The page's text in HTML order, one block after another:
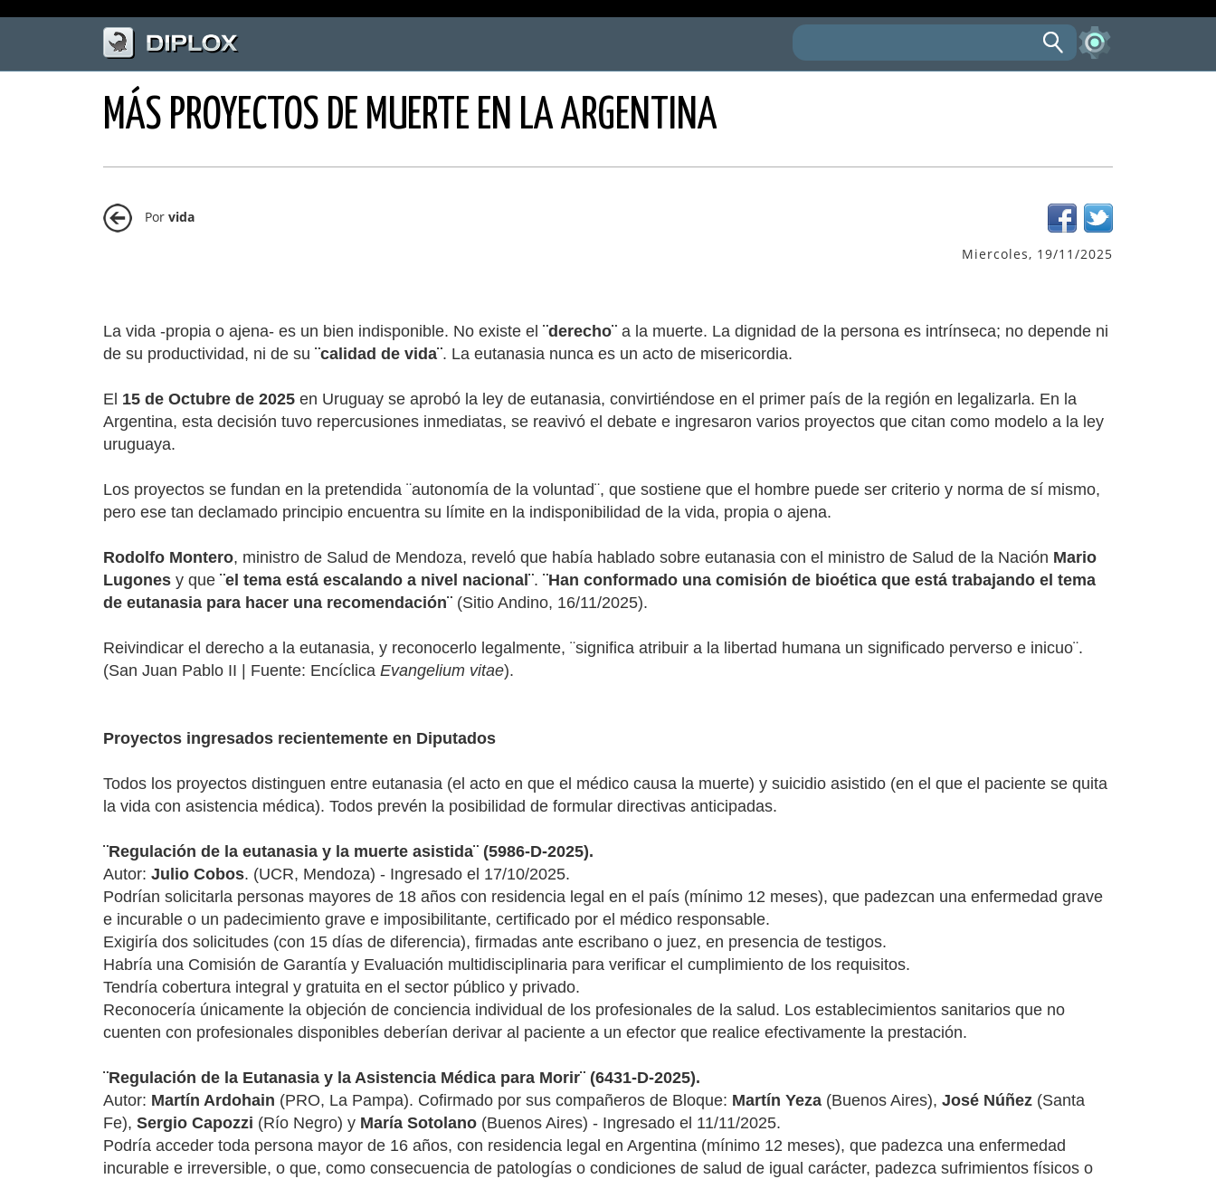
MÁS PROYECTOS DE MUERTE EN LA ARGENTINA
Porvida
Miercoles, 19/11/2025
La vida -propia o ajena- es un bien indisponible. No existe el¨derecho¨ a la muerte. La dignidad de la persona es intrínseca; no depende ni
de su productividad, ni de su ¨calidad de vida¨. La eutanasia nunca es un acto de misericordia.
El 15 de Octubre de 2025 en Uruguay se aprobó la ley de eutanasia, convirtiéndose en el primer país de la región en legalizarla. En la
Argentina, esta decisión tuvo repercusiones inmediatas, se reavivó el debate e ingresaron varios proyectos que citan como modelo a la ley
uruguaya.
Los proyectos se fundan en la pretendida ¨autonomía de la voluntad¨, que sostiene que el hombre puede ser criterio y norma de sí mismo,
pero ese tan declamado principio encuentra su límite en la indisponibilidad de la vida, propia o ajena.
Rodolfo Montero, ministro de Salud de Mendoza, reveló que había hablado sobre eutanasia con el ministro de Salud de la Nación Mario
Lugones y que¨el tema está escalando a nivel nacional¨.¨Han conformado una comisión de bioética que está trabajando el tema
de eutanasia para hacer una recomendación¨ (Sitio Andino, 16/11/2025).
Reivindicar el derecho a la eutanasia, y reconocerlo legalmente, ¨significa atribuir a la libertad humana un significado perverso e inicuo¨.
(San Juan Pablo II | Fuente: EncíclicaEvangelium vitae).
Proyectos ingresados recientemente en Diputados
Todos los proyectos distinguen entre eutanasia (el acto en que el médico causa la muerte) y suicidio asistido (en el que el paciente se quita
la vida con asistencia médica). Todos prevén la posibilidad de formular directivas anticipadas.
¨Regulación de la eutanasia y la muerte asistida¨ (5986-D-2025).
Autor:Julio Cobos. (UCR, Mendoza) - Ingresado el 17/10/2025.
Podrían solicitarla personas mayores de 18 años con residencia legal en el país (mínimo 12 meses), que padezcan una enfermedad grave
e incurable o un padecimiento grave e imposibilitante, certificado por el médico responsable.
Exigiría dos solicitudes (con 15 días de diferencia), firmadas ante escribano o juez, en presencia de testigos.
Habría una Comisión de Garantía y Evaluación multidisciplinaria para verificar el cumplimiento de los requisitos.
Tendría cobertura integral y gratuita en el sector público y privado.
Reconocería únicamente la objeción de conciencia individual de los profesionales de la salud. Los establecimientos sanitarios que no
cuenten con profesionales disponibles deberían derivar al paciente a un efector que realice efectivamente la prestación.
¨Regulación de la Eutanasia y la Asistencia Médica para Morir¨ (6431-D-2025).
Autor: Martín Ardohain (PRO, La Pampa). Cofirmado por sus compañeros de Bloque: Martín Yeza (Buenos Aires),José Núñez (Santa
Fe),Sergio Capozzi (Río Negro) y María Sotolano (Buenos Aires) - Ingresado el 11/11/2025.
Podría acceder toda persona mayor de 16 años, con residencia legal en Argentina (mínimo 12 meses), que padezca una enfermedad
incurable e irreversible, o que, como consecuencia de patologías o condiciones de salud de igual carácter, padezca sufrimientos físicos o